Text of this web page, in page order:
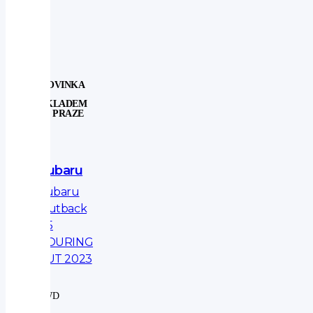
Subaru
Subaru
Outback
2.5
TOURING
AUT 2023
4WD
NOVINKA
SKLADEM
V PRAZE